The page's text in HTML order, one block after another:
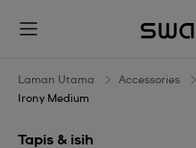
Irony
Laman Utama Accessories
Irony Medium
Tapis & isih